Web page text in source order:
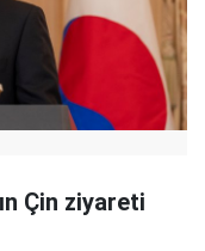
Çin ziyareti